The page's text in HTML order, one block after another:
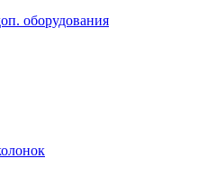
оборудования